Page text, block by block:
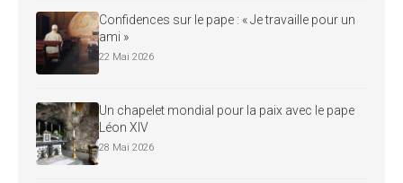
Confidences sur le pape : « Je travaille pour un
ami »
22 Mai 2026
Un chapelet mondial pour la paix avec le pape
Léon XIV
28 Mai 2026